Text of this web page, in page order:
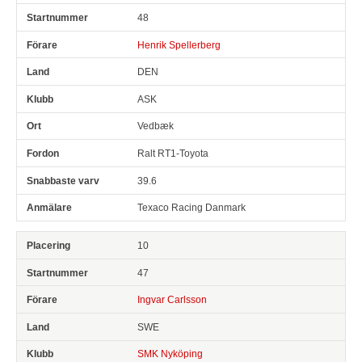
48
Henrik Spellerberg
DEN
ASK
Vedbæk
Ralt RT1-Toyota
39.6
Texaco Racing Danmark
10
47
Ingvar Carlsson
SWE
SMK Nyköping